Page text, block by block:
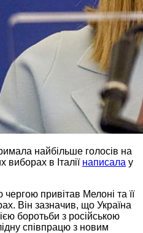
найбільше голосів на
виборах в Італії написала у
привітав Мелоні та її
Він зазначив, що Україна
боротьби з російською
співпрацю з новим